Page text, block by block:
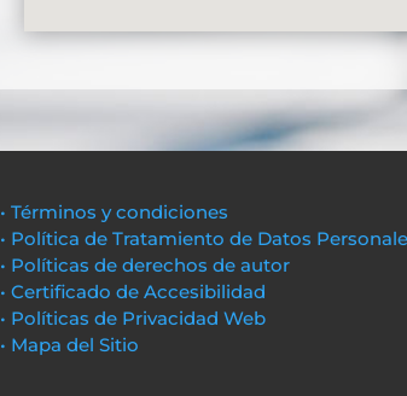
• Términos y condiciones
• Política de Tratamiento de Datos
• Políticas de derechos de autor
• Certificado de Accesibilidad
• Políticas de Privacidad Web
• Mapa del Sitio